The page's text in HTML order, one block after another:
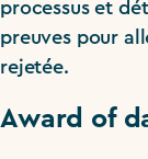
processus et
preuves pour
rejetée.
Award of